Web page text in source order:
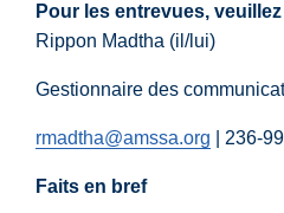
Pour les entrevues,
Rippon Madtha (il/lui)
Gestionnaire des
rmadtha@amssa.org | 236-
Faits en bref